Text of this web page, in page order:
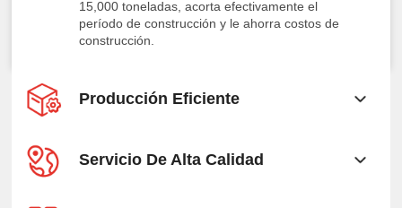
15,000 toneladas, acorta efectivamente el
período de construcción y le ahorra costos de
construcción.
Producción Eficiente
Servicio De Alta Calidad